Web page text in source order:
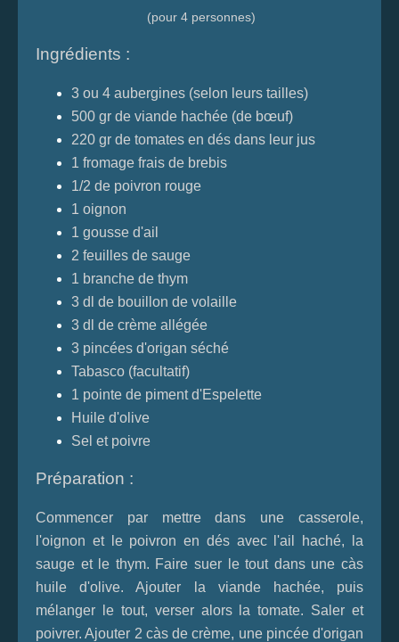
(pour 4 personnes)
Ingrédients :
3 ou 4 aubergines (selon leurs tailles)
500 gr de viande hachée (de bœuf)
220 gr de tomates en dés dans leur jus
1 fromage frais de brebis
1/2 de poivron rouge
1 oignon
1 gousse d'ail
2 feuilles de sauge
1 branche de thym
3 dl de bouillon de volaille
3 dl de crème allégée
3 pincées d'origan séché
Tabasco (facultatif)
1 pointe de piment d'Espelette
Huile d'olive
Sel et poivre
Préparation :
Commencer par mettre dans une casserole,
l'oignon et le poivron en dés avec l'ail haché, la
sauge et le thym. Faire suer le tout dans une càs
huile d'olive. Ajouter la viande hachée, puis
mélanger le tout, verser alors la tomate. Saler et
poivrer. Ajouter 2 càs de crème, une pincée d'origan